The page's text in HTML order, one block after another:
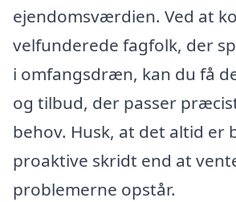
ejendomsværdien. Ved at
velfunderede fagfolk, der
i omfangsdræn, kan du få
og tilbud, der passer
behov. Husk, at det altid er
proaktive skridt end at
problemerne opstår.